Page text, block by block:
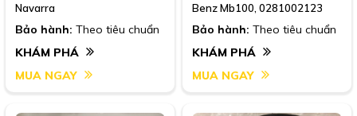
Navarra
Bảo hành: Theo tiêu chuẩn
KHÁM PHÁ
MUA NGAY
Benz Mb100, 0281002123
Bảo hành: Theo tiêu chuẩn
KHÁM PHÁ
MUA NGAY